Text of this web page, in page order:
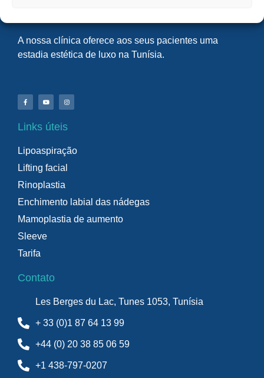
A nossa clínica oferece aos seus pacientes uma
estadia estética de luxo na Tunísia.
Links úteis
Lipoaspiração
Lifting facial
Rinoplastia
Enchimento labial das nádegas
Mamoplastia de aumento
Sleeve
Tarifa
Contato
Les Berges du Lac, Tunes 1053, Tunísia
+ 33 (0)1 87 64 13 99
+44 (0) 20 38 85 06 59
+1 438-797-0207